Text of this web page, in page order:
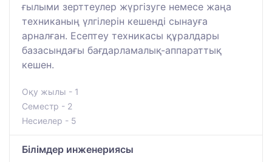
ғылыми зерттеулер жүргізуге немесе жаңа
техниканың үлгілерін кешенді сынауға
арналған. Есептеу техникасы құралдары
базасындағы бағдарламалық-аппараттық
кешен.
Оқу жылы - 1
Семестр - 2
Несиелер - 5
Білімдер инженериясы